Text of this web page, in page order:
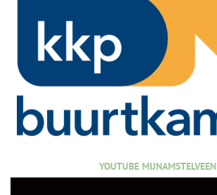
YOUTUBE MIJNAMSTELVEEN